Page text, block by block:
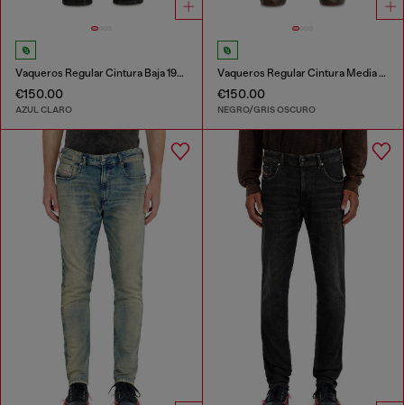
Vaqueros Regular Cintura Baja 1985 Larkee
€150.00
AZUL CLARO
Vaqueros Regular Cintura Media 2023 D-Finitive
€150.00
NEGRO/GRIS OSCURO